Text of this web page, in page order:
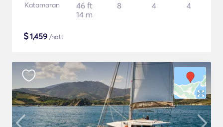
Katamaran
46 ft
14 m
8 4 4
$1,459 /natt